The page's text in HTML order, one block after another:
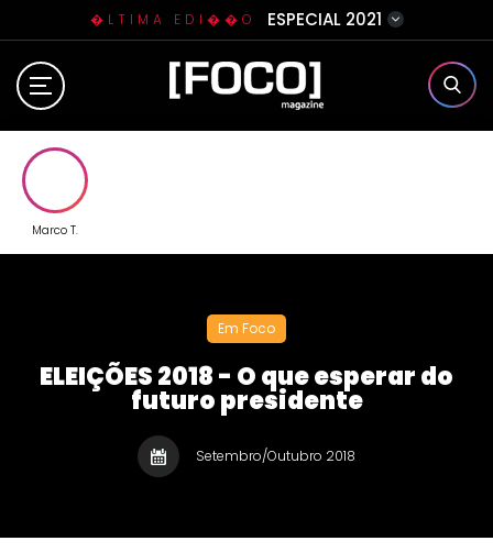
�LTIMA EDI��O ESPECIAL 2021
Home
Contato
Marco T.
Em Foco
ELEIÇÕES 2018 - O que esperar do
futuro presidente
Setembro/Outubro 2018